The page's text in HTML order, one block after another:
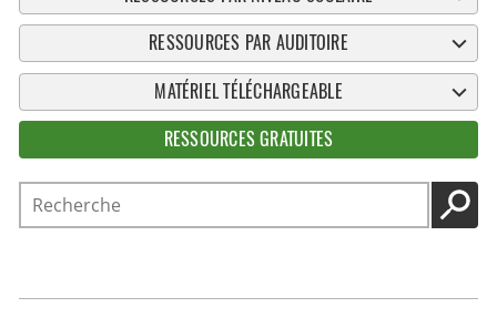
RESSOURCES PAR AUDITOIRE
MATÉRIEL TÉLÉCHARGEABLE
RESSOURCES GRATUITES
Recherche